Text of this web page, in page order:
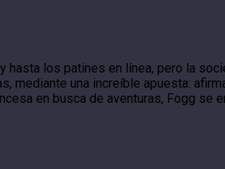
los patines en línea, pero la
una increíble apuesta:
en busca de aventuras, Fogg se